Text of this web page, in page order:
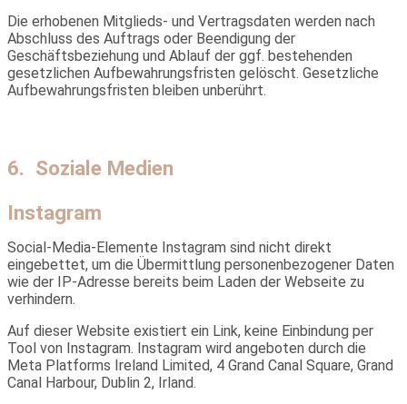
Die erhobenen Mitglieds- und Vertragsdaten werden nach
Abschluss des Auftrags oder Beendigung der
Geschäftsbeziehung und Ablauf der ggf. bestehenden
gesetzlichen Aufbewahrungsfristen gelöscht. Gesetzliche
Aufbewahrungsfristen bleiben unberührt.
6. Soziale Medien
Instagram
Social-Media-Elemente Instagram sind nicht direkt
eingebettet, um die Übermittlung personenbezogener Daten
wie der IP-Adresse bereits beim Laden der Webseite zu
verhindern.
Auf dieser Website existiert ein Link, keine Einbindung per
Tool von Instagram. Instagram wird angeboten durch die
Meta Platforms Ireland Limited, 4 Grand Canal Square, Grand
Canal Harbour, Dublin 2, Irland.